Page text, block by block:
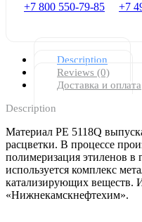
+7 800 550-79-85 +7
Description
Reviews (0)
Доставка и оплата
Description
Материал PE 5118Q
расцветки. В процессе
полимеризация этиленов в
используется комплекс
катализирующих веществ.
«Нижнекамскнефтехим».